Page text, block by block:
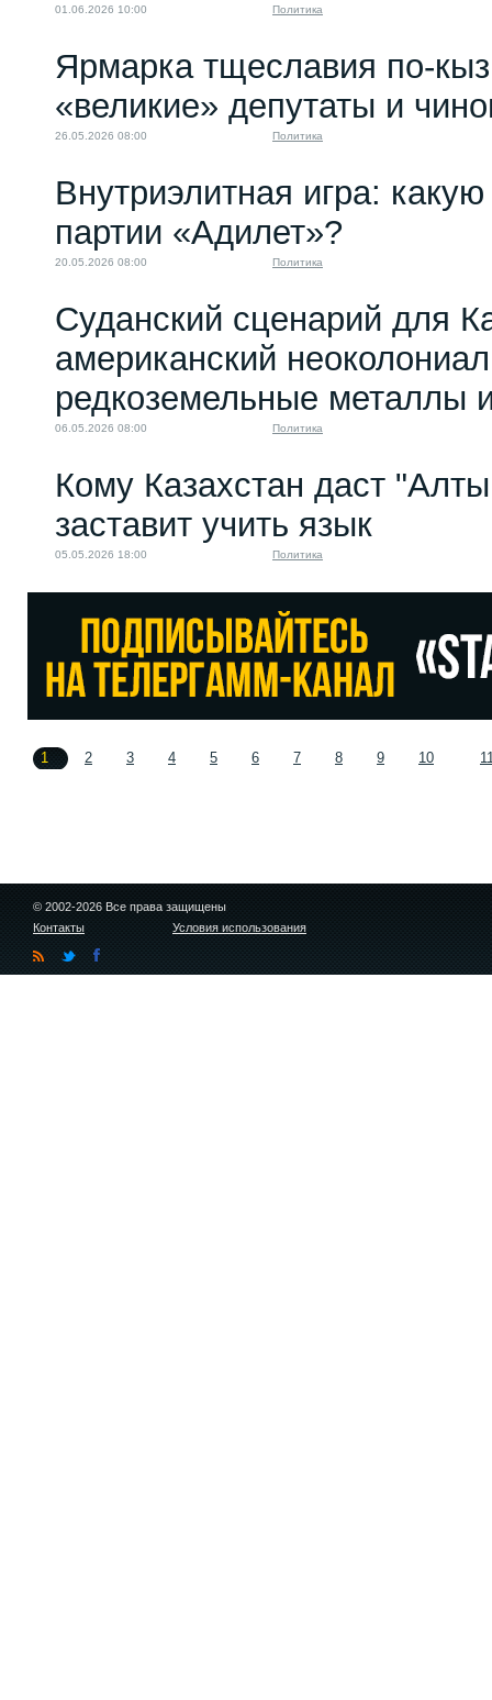
01.06.2026 10:00 Политика
Ярмарка тщеславия по-
«великие» депутаты и
26.05.2026 08:00 Политика
Внутриэлитная игра: какую
партии «Адилет»?
20.05.2026 08:00 Политика
Суданский сценарий для
американский
редкоземельные металлы
06.05.2026 08:00 Политика
Кому Казахстан даст
заставит учить язык
05.05.2026 18:00 Политика
1 2 3 4 5 6 7 8 9 10
© 2002-2026 Все права защищены
Контакты
Условия использования